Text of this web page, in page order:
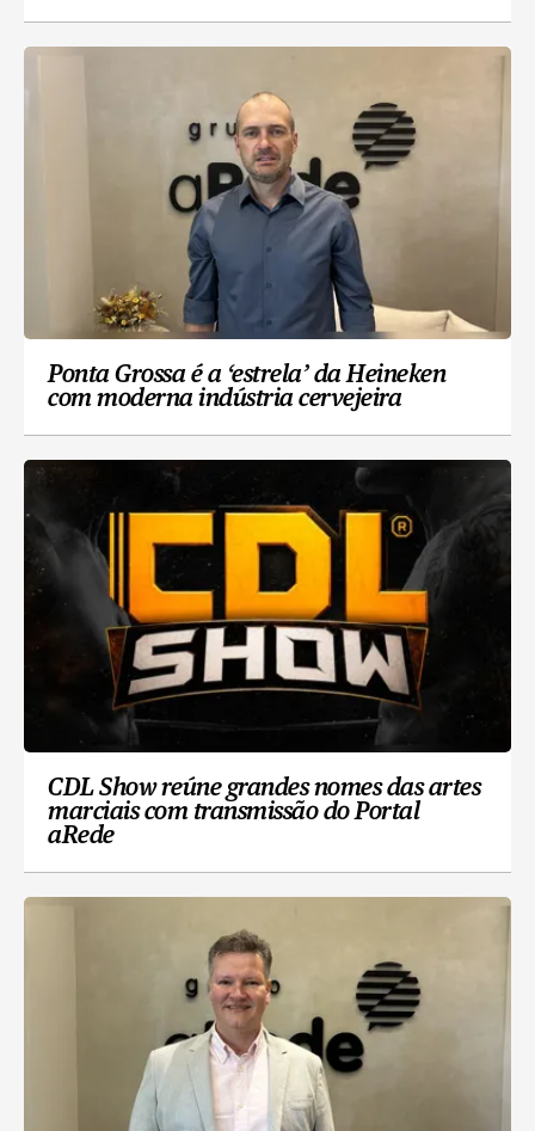
Ponta Grossa é a ‘estrela’ da Heineken
com moderna indústria cervejeira
CDL Show reúne grandes nomes das artes
marciais com transmissão do Portal
aRede